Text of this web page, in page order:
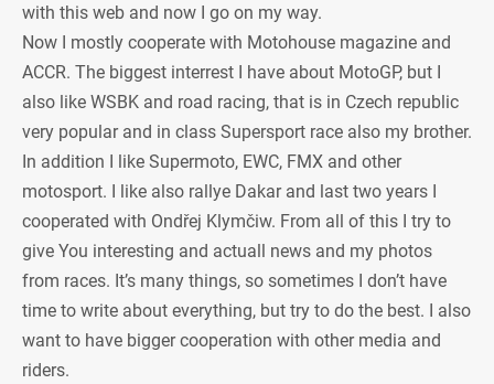
with this web and now I go on my way.
Now I mostly cooperate with Motohouse magazine and
ACCR. The biggest interrest I have about MotoGP, but I
also like WSBK and road racing, that is in Czech republic
very popular and in class Supersport race also my brother.
In addition I like Supermoto, EWC, FMX and other
motosport. I like also rallye Dakar and last two years I
cooperated with Ondřej Klymčiw. From all of this I try to
give You interesting and actuall news and my photos
from races. It’s many things, so sometimes I don’t have
time to write about everything, but try to do the best. I also
want to have bigger cooperation with other media and
riders.